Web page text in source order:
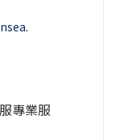
專業服